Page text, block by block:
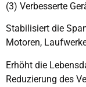
(3) Verbesserte
Stabilisiert die
Motoren,
Erhöht die
Reduzierung des